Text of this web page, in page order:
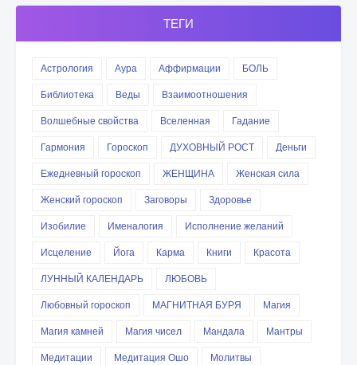
ТЕГИ
Астрология Аура Аффирмации
БОЛЬ
Библиотека
Веды
Взаимоотношения
Волшебные свойства
Вселенная
Гадание
Гармония
Гороскоп ДУХОВНЫЙ РОСТ
Деньги
Ежедневный гороскоп
ЖЕНЩИНА
Женская сила
Женский гороскоп
Заговоры
Здоровье
Изобилие
Именалогия
Исполнение желаний
Исцеление
Йога Карма Книги
Красота
ЛУННЫЙ КАЛЕНДАРЬ
ЛЮБОВЬ
Любовный гороскоп
МАГНИТНАЯ БУРЯ
Магия
Магия камней
Магия чисел Мандала
Мантры
Медитации
Медитация Ошо
Молитвы